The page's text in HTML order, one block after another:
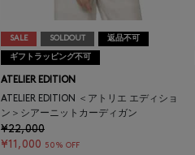
SALE SOLDOUT 返品不可
ギフトラッピング不可
ATELIER EDITION
ATELIER EDITION ＜アトリエ エディショ
ン＞シアーニットカーディガン
¥22,000
¥11,000 50% OFF